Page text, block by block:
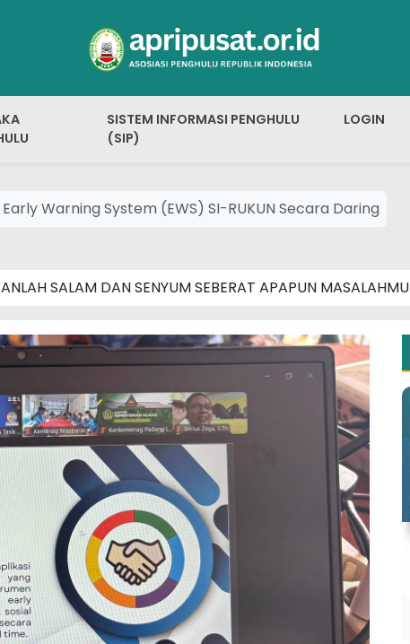
SISTEM INFORMASI PENGHULU
(SIP)
LOGIN
Warning System (EWS) SI-RUKUN Secara Daring
SALAM DAN SENYUM SEBERAT APAPUN MASALAHMU